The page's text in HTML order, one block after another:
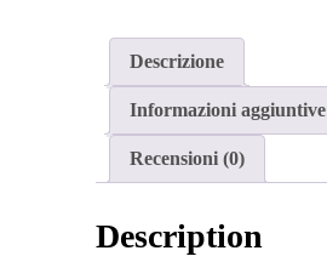
Descrizione
Informazioni aggiuntive
Recensioni (0)
Description